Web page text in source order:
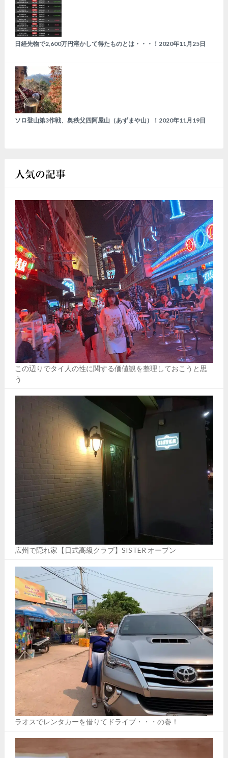
日経先物で2,600万円溶かして得たものとは・・・！ 2020年11月25日
ソロ登山第3作戦、奥秩父四阿屋山（あずまや山）！ 2020年11月19日
人気の記事
この辺りでタイ人の性に関する価値観を整理しておこうと思
う
広州で隠れ家【日式高級クラブ】SISTER オープン
ラオスでレンタカーを借りてドライブ・・・の巻！